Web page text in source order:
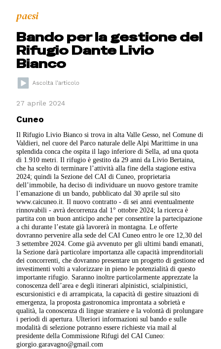
paesi
Bando per la gestione del
Rifugio Dante Livio
Bianco
27 aprile 2024
Cuneo
Il Rifugio Livio Bianco si trova in alta Valle Gesso, nel Comune di
Valdieri, nel cuore del Parco naturale delle Alpi Marittime in una
splendida conca che ospita il lago inferiore di Sella, ad una quota
di 1.910 metri. Il rifugio è gestito da 29 anni da Livio Bertaina,
che ha scelto di terminare l’attività alla fine della stagione estiva
2024; quindi la Sezione del CAI di Cuneo, proprietaria
dell’immobile, ha deciso di individuare un nuovo gestore tramite
l’emanazione di un bando, pubblicato dal 30 aprile sul sito
www.caicuneo.it. Il nuovo contratto - di sei anni eventualmente
rinnovabili - avrà decorrenza dal 1° ottobre 2024; la ricerca è
partita con un buon anticipo anche per consentire la partecipazione
a chi durante l’estate già lavorerà in montagna. Le offerte
dovranno pervenire alla sede del CAI Cuneo entro le ore 12,30 del
3 settembre 2024. Come già avvenuto per gli ultimi bandi emanati,
la Sezione darà particolare importanza alle capacità imprenditoriali
dei concorrenti, che dovranno presentare un progetto di gestione ed
investimenti volti a valorizzare in pieno le potenzialità di questo
importante rifugio. Saranno inoltre particolarmente apprezzate la
conoscenza dell’area e degli itinerari alpinistici, scialpinistici,
escursionistici e di arrampicata, la capacità di gestire situazioni di
emergenza, la proposta gastronomica improntata a sobrietà e
qualità, la conoscenza di lingue straniere e la volontà di prolungare
i periodi di apertura. Ulteriori informazioni sul bando e sulle
modalità di selezione potranno essere richieste via mail al
presidente della Commissione Rifugi del CAI Cuneo:
giorgio.garavagno@gmail.com